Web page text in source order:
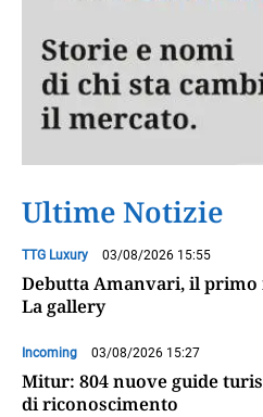
Ultime Notizie
TTG Luxury 03/08/2026 15:55
Debutta Amanvari, il primo
La gallery
Incoming 03/08/2026 15:27
Mitur: 804 nuove guide
di riconoscimento